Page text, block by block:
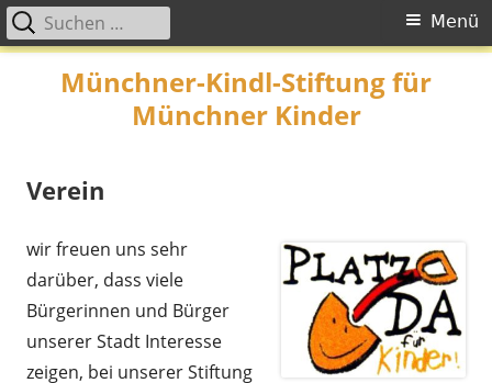
Münchner-Kindl-Stiftung für
Münchner Kinder
Primäres
Menü
Menü
Suche
nach:
Verein
wir freuen uns sehr
darüber, dass viele
Bürgerinnen und Bürger
unserer Stadt Interesse
zeigen, bei unserer Stiftung